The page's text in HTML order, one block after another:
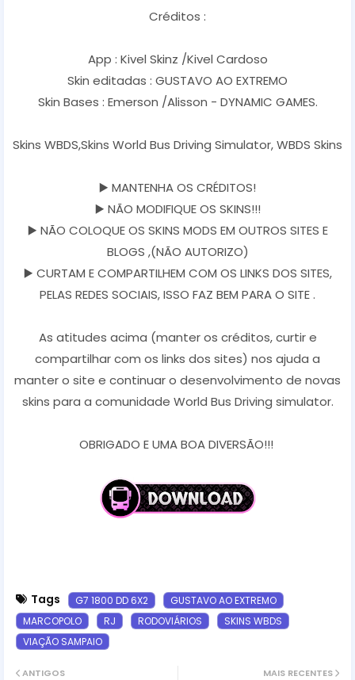
Créditos :
App : Kivel Skinz /Kivel Cardoso
Skin editadas : GUSTAVO AO EXTREMO
Skin Bases : Emerson /Alisson - DYNAMIC GAMES.
Skins WBDS,Skins World Bus Driving Simulator, WBDS Skins
▶️ MANTENHA OS CRÉDITOS!
▶️ NÃO MODIFIQUE OS SKINS!!!
▶️ NÃO COLOQUE OS SKINS MODS EM OUTROS SITES E
BLOGS ,(NÃO AUTORIZO)
▶️ CURTAM E COMPARTILHEM COM OS LINKS DOS SITES,
PELAS REDES SOCIAIS, ISSO FAZ BEM PARA O SITE .
As atitudes acima (manter os créditos, curtir e
compartilhar com os links dos sites) nos ajuda a
manter o site e continuar o desenvolvimento de novas
skins para a comunidade World Bus Driving simulator.
OBRIGADO E UMA BOA DIVERSÃO!!!
Tags G7 1800 DD 6X2
GUSTAVO AO EXTREMO
MARCOPOLO
RJ RODOVIÁRIOS
SKINS WBDS
VIAÇÃO SAMPAIO
MAIS RECENTES
ANTIGOS